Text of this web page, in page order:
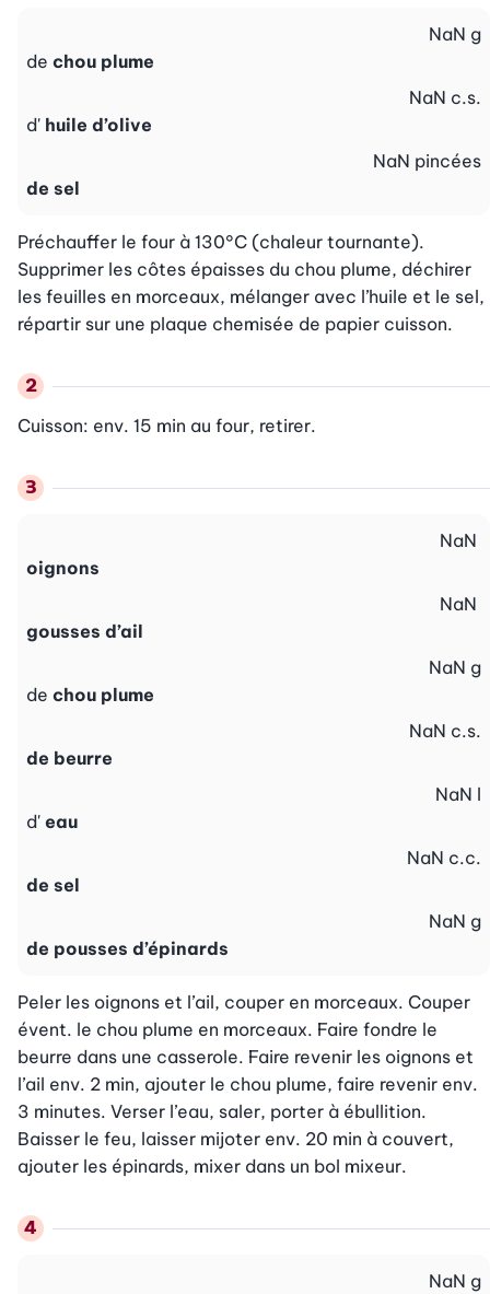
de chou plume
NaN g
d' huile d’olive
NaN c.s.
de sel
NaN pincées
Préchauffer le four à 130°C (chaleur tournante).
Supprimer les côtes épaisses du chou plume, déchirer
les feuilles en morceaux, mélanger avec l’huile et le sel,
Cuisson: env. 15 min au four, retirer.
oignons
NaN
gousses d’ail
NaN
de chou plume
NaN g
de beurre
NaN c.s.
d' eau
NaN l
de sel
NaN c.c.
de pousses d’épinards
NaN g
Peler les oignons et l’ail, couper en morceaux. Couper
évent. le chou plume en morceaux. Faire fondre le
beurre dans une casserole. Faire revenir les oignons et
l’ail env. 2 min, ajouter le chou plume, faire revenir env.
3 minutes. Verser l’eau, saler, porter à ébullition.
Baisser le feu, laisser mijoter env. 20 min à couvert,
ajouter les épinards, mixer dans un bol mixeur.
NaN g